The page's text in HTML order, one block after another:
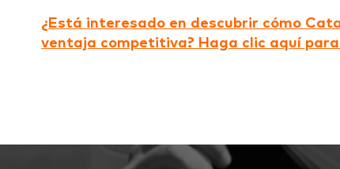
¿Está interesado en descubrir cómo
ventaja competitiva? Haga clic aquí